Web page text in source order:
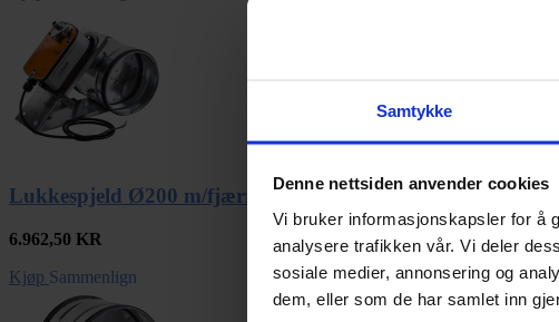
Samtykke
Denne nettsiden anvender cookies
Vi bruker informasjonskapsler for å
analysere trafikken vår. Vi deler
sosiale medier, annonsering og
dem, eller som de har samlet inn
Lukkespjeld Ø200 m/fjærretur
6.962,50 KR
Kjøp Sammenlign